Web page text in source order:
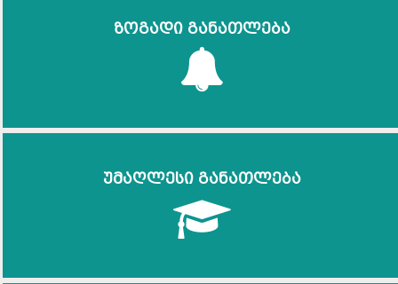
ზოგადი განათლება
უმაღლესი განათლება